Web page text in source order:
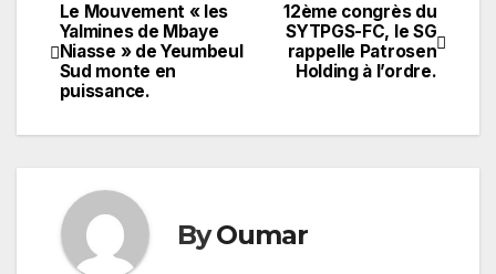
Navigation
de
l’article
12ème congrès du
SYTPGS-FC, le SG
rappelle Patrosen
Holding à l’ordre.
Le Mouvement « les
Yalmines de Mbaye
Niasse » de Yeumbeul
Sud monte en
puissance.
ByOumar